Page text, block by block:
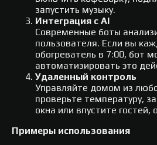
запустить музыку.
Интеграция с AI
Современные боты
пользователя. Если вы
обогреватель в 7:00, бот
автоматизировать это
Удаленный контроль
Управляйте домом из
проверьте температуру,
окна или впустите
Примеры использования